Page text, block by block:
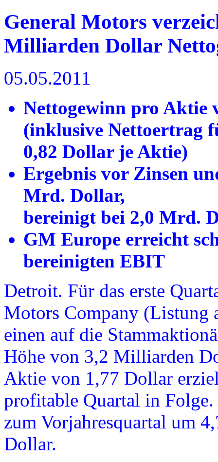
General Motors
Milliarden Dollar
05.05.2011
Nettogewinn pro Aktie
(inklusive Nettoertrag
0,82 Dollar je Aktie)
Ergebnis vor Zinsen
Mrd. Dollar,
bereinigt bei 2,0 Mrd.
GM Europe erreicht
bereinigten EBIT
Detroit. Für das erste
Motors Company (Listung
einen auf die
Höhe von 3,2 Milliarden
Aktie von 1,77 Dollar
profitable Quartal in
zum Vorjahresquartal um
Dollar.